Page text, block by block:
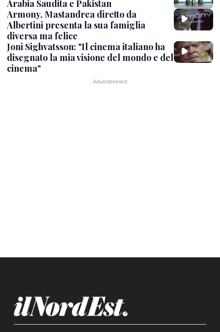
Arabia Saudita e Pakistan
Armony, Mastandrea diretto da
Albertini presenta la sua famiglia
diversa ma felice
Joni Sighvatsson: "Il cinema italiano ha
disegnato la mia visione del mondo e del
cinema"